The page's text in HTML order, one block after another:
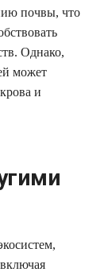
почвы, что
Однако,
может
и